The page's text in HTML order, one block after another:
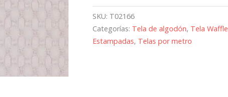
SKU: T02166
Categorías: Tela de algodón, Tela Waffle
Estampadas, Telas por metro